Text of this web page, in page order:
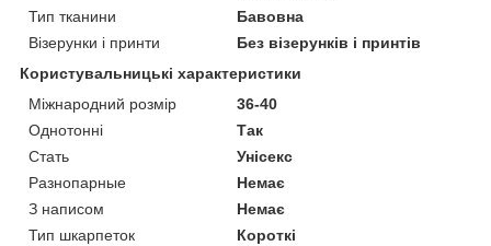
Тип тканини
Бавовна
Візерунки і принти
Без візерунків і принтів
Користувальницькі характеристики
Міжнародний розмір
36-40
Однотонні
Так
Стать
Унісекс
Разнопарные
Немає
З написом
Немає
Тип шкарпеток
Короткі